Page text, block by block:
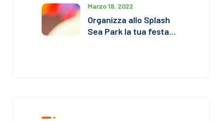
Marzo 18, 2022
Organizza allo Splash
Sea Park la tua festa…